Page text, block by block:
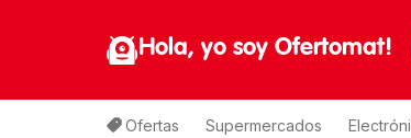
Hola, yo soy Ofertomat!
Ofertas Supermercados